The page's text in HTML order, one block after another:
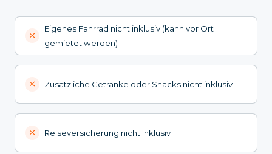
Eigenes Fahrrad nicht inklusiv (kann vor Ort
gemietet werden)
Zusätzliche Getränke oder Snacks nicht inklusiv
Reiseversicherung nicht inklusiv